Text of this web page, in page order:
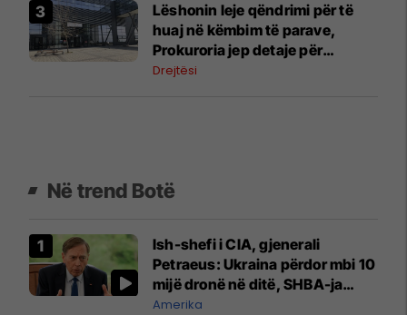
Lëshonin leje qëndrimi për të
huaj në këmbim të parave,
Prokuroria jep detaje për
zyrtarët e arrestuar të MPB-së
Drejtësi
Në trend Botë
Ish-shefi i CIA, gjenerali
Petraeus: Ukraina përdor mbi 10
mijë dronë në ditë, SHBA-ja
mbetet shumë prapa në
Amerika